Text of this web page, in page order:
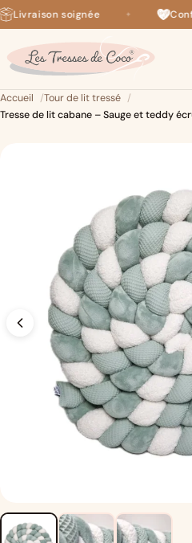
+140 avis 5 étoiles sur Google
Livraison soignée
Accueil
Tour de lit tressé
Tresse de lit cabane – Sauge et teddy